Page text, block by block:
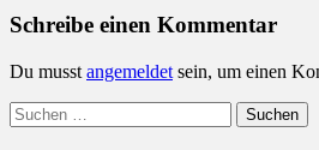
Schreibe einen Kommentar
Du musst angemeldet sein, um einen
Suchen
nach: